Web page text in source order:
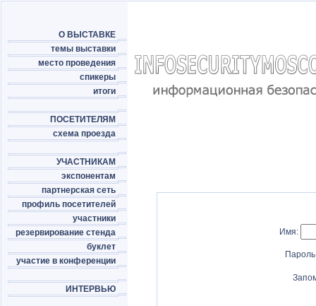
О ВЫСТАВКЕ
темы выставки
место проведения
спикеры
итоги
ПОСЕТИТЕЛЯМ
схема проезда
УЧАСТНИКАМ
экспонентам
партнерская сеть
профиль посетителей
участники
резервирование стенда
буклет
участие в конференции
ИНТЕРВЬЮ
Имя: